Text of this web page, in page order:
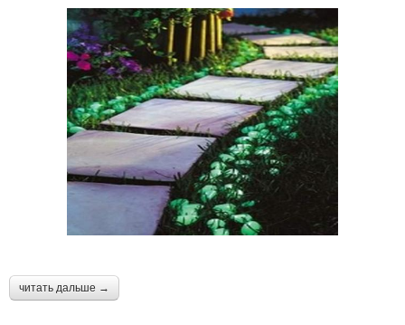
читать дальше →